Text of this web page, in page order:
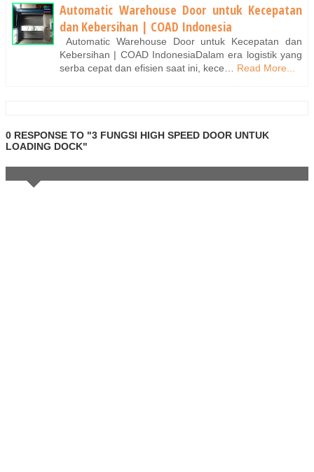
Automatic Warehouse Door untuk Kecepatan
dan Kebersihan | COAD Indonesia
Automatic Warehouse Door untuk Kecepatan dan
Kebersihan | COAD IndonesiaDalam era logistik yang
serba cepat dan efisien saat ini, kece…
Read More...
0 RESPONSE TO "3 FUNGSI HIGH SPEED DOOR UNTUK
LOADING DOCK"